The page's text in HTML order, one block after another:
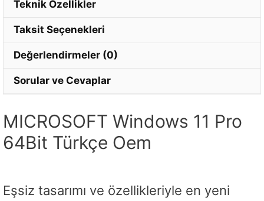
Teknik Özellikler
Taksit Seçenekleri
Değerlendirmeler (0)
Sorular ve Cevaplar
MICROSOFT Windows 11 Pro
64Bit Türkçe Oem
Eşsiz tasarımı ve özellikleriyle en yeni